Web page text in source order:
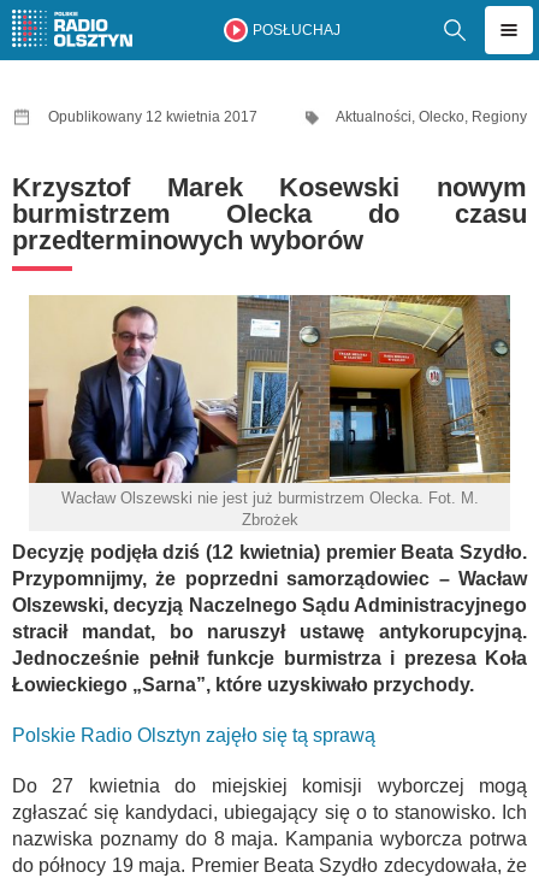
POSŁUCHAJ
Opublikowany 12 kwietnia 2017 Aktualności, Olecko, Regiony
Krzysztof Marek Kosewski nowym
burmistrzem Olecka do czasu
przedterminowych wyborów
Wacław Olszewski nie jest już burmistrzem Olecka. Fot. M.
Zbrożek
Decyzję podjęła dziś (12 kwietnia) premier Beata Szydło.
Przypomnijmy, że poprzedni samorządowiec – Wacław
Olszewski, decyzją Naczelnego Sądu Administracyjnego
stracił mandat, bo naruszył ustawę antykorupcyjną.
Jednocześnie pełnił funkcje burmistrza i prezesa Koła
Łowieckiego „Sarna”, które uzyskiwało przychody.
Polskie Radio Olsztyn zajęło się tą sprawą
Do 27 kwietnia do miejskiej komisji wyborczej mogą
zgłaszać się kandydaci, ubiegający się o to stanowisko. Ich
nazwiska poznamy do 8 maja. Kampania wyborcza potrwa
do północy 19 maja. Premier Beata Szydło zdecydowała, że